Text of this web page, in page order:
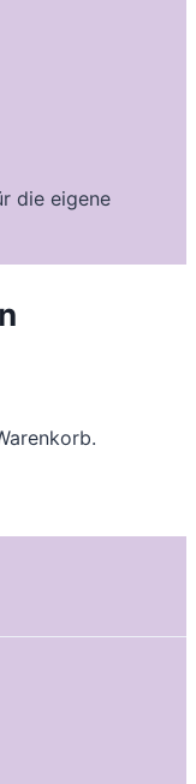
die eigene